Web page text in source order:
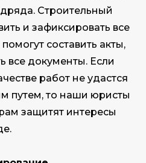
Строительный
и зафиксировать все
составить акты,
все документы. Если
работ не удастся
путем, то наши юристы
защитят интересы